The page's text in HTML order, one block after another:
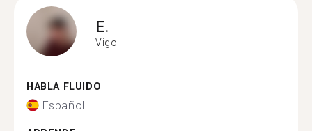
E.
Vigo
HABLA FLUIDO
Español